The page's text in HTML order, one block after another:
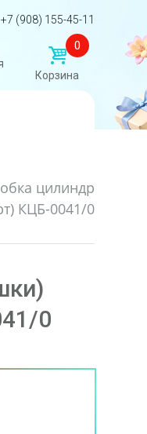
+7 (908) 155-45-11
0
Корзина
цилиндр
КЦБ-0041/0
0